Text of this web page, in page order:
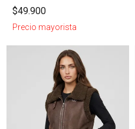
$49.900
Precio mayorista